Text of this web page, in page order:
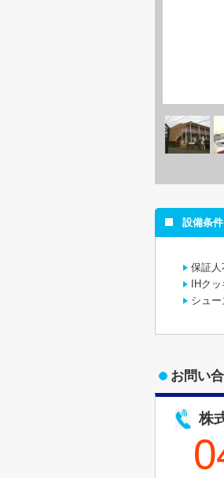
設備条件
保証人
IHク
シュ
お問い
株